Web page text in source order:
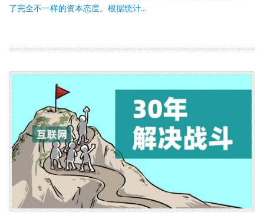
了完全不一样的资本态度。根据统计...